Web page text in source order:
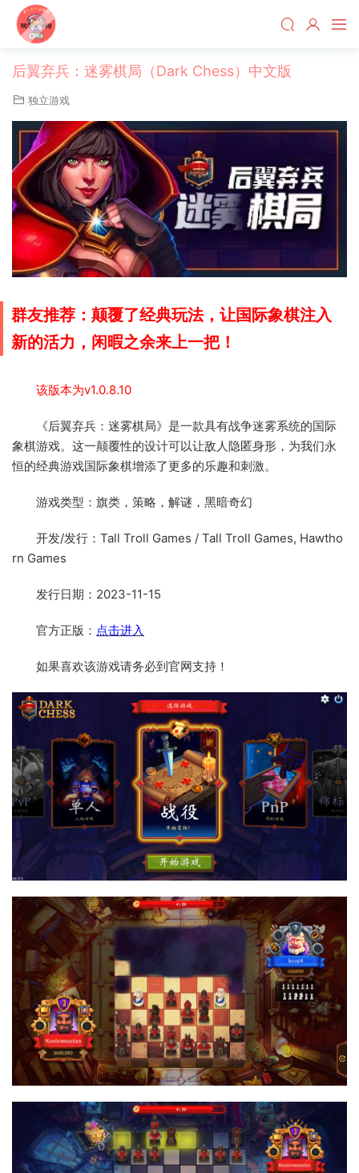
后翼弃兵：迷雾棋局（Dark Chess）中文版
独立游戏
群友推荐：颠覆了经典玩法，让国际象棋注入
新的活力，闲暇之余来上一把！
该版本为v1.0.8.10
《后翼弃兵：迷雾棋局》是一款具有战争迷雾系统的国际
象棋游戏。这一颠覆性的设计可以让敌人隐匿身形，为我们永
恒的经典游戏国际象棋增添了更多的乐趣和刺激。
游戏类型：旗类，策略，解谜，黑暗奇幻
开发/发行：Tall Troll Games / Tall Troll Games, Hawtho
rn Games
发行日期：2023-11-15
官方正版： 点击进入
如果喜欢该游戏请务必到官网支持！